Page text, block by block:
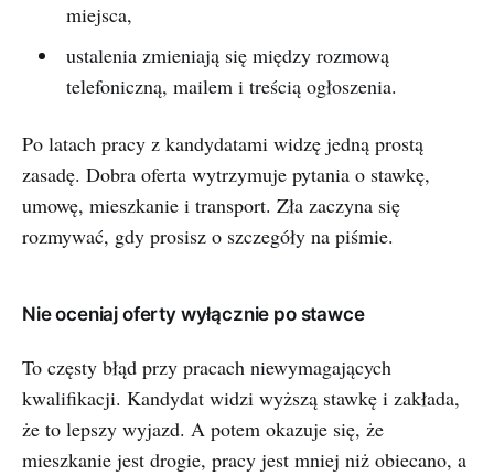
miejsca,
ustalenia zmieniają się między rozmową
telefoniczną, mailem i treścią ogłoszenia.
Po latach pracy z kandydatami widzę jedną prostą
zasadę. Dobra oferta wytrzymuje pytania o stawkę,
umowę, mieszkanie i transport. Zła zaczyna się
rozmywać, gdy prosisz o szczegóły na piśmie.
Nie oceniaj oferty wyłącznie po stawce
To częsty błąd przy pracach niewymagających
kwalifikacji. Kandydat widzi wyższą stawkę i zakłada,
że to lepszy wyjazd. A potem okazuje się, że
mieszkanie jest drogie, pracy jest mniej niż obiecano, a